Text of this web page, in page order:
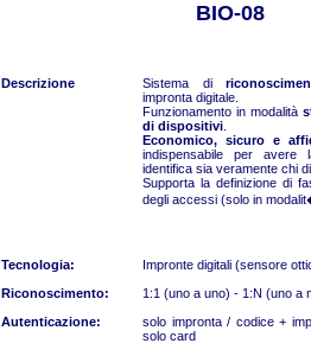
BIO-08
Descrizione Sistema di
impronta digitale.
Funzionamento in modalità
di dispositivi
Economico, sicuro e
indispensabile per
identifica sia veramente chi
Supporta la definizione di
degli accessi (solo in
Tecnologia:
Impronte digitali (sensore
Riconoscimento:
1:1 (uno a uno) - 1:N (uno a
Autenticazione:
solo impronta / codice +
solo card